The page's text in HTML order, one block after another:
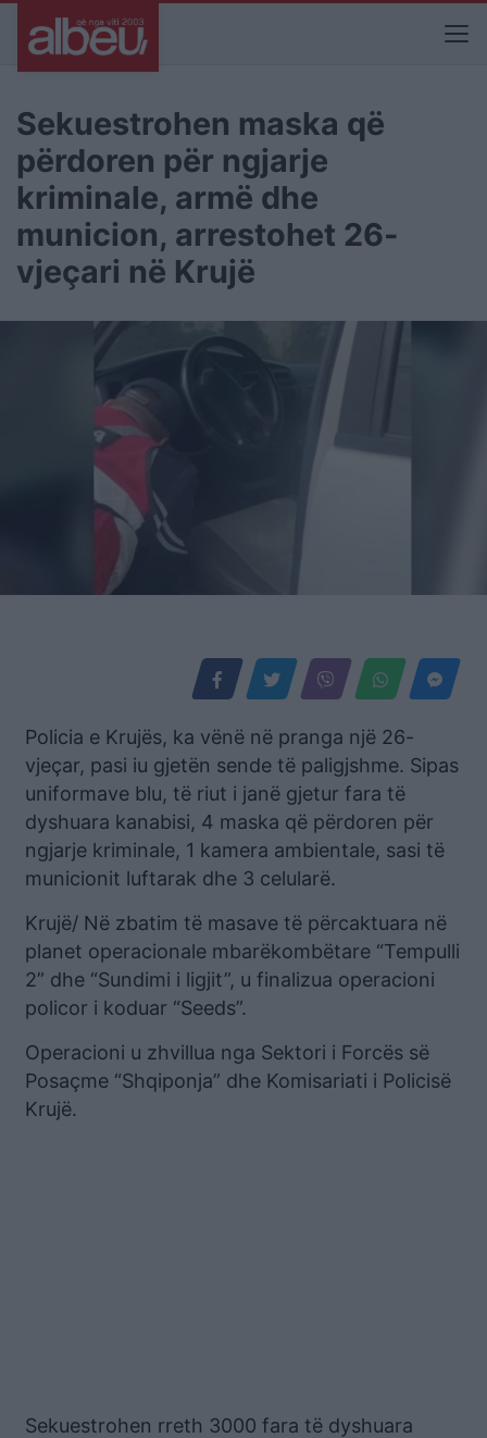
Sekuestrohen maska që
përdoren për ngjarje
kriminale, armë dhe
municion, arrestohet 26-
vjeçari në Krujë
Policia e Krujës, ka vënë në pranga një 26-
vjeçar, pasi iu gjetën sende të paligjshme. Sipas
uniformave blu, të riut i janë gjetur fara të
dyshuara kanabisi, 4 maska që përdoren për
ngjarje kriminale, 1 kamera ambientale, sasi të
municionit luftarak dhe 3 celularë.
Krujë/ Në zbatim të masave të përcaktuara në
planet operacionale mbarëkombëtare “Tempulli
2” dhe “Sundimi i ligjit”, u finalizua operacioni
policor i koduar “Seeds”.
Operacioni u zhvillua nga Sektori i Forcës së
Posaçme “Shqiponja” dhe Komisariati i Policisë
Krujë.
Sekuestrohen rreth 3000 fara të dyshuara